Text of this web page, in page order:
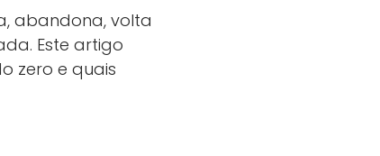
abandona, volta
Este artigo
zero e quais